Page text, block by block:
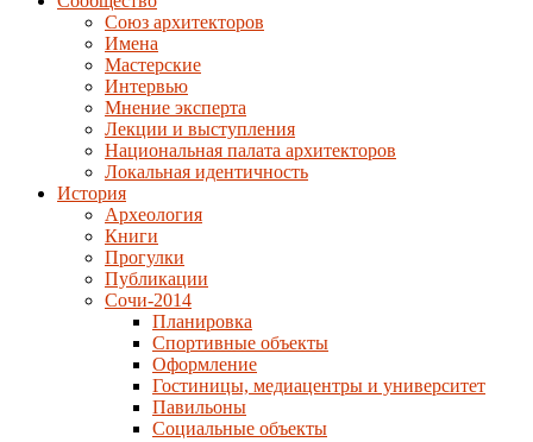
Союз архитекторов
Имена
Мастерские
Интервью
Мнение эксперта
Лекции и выступления
Национальная палата архитекторов
Локальная идентичность
История
Археология
Книги
Прогулки
Публикации
Сочи-2014
Планировка
Спортивные объекты
Оформление
Гостиницы, медиацентры и университет
Павильоны
Социальные объекты